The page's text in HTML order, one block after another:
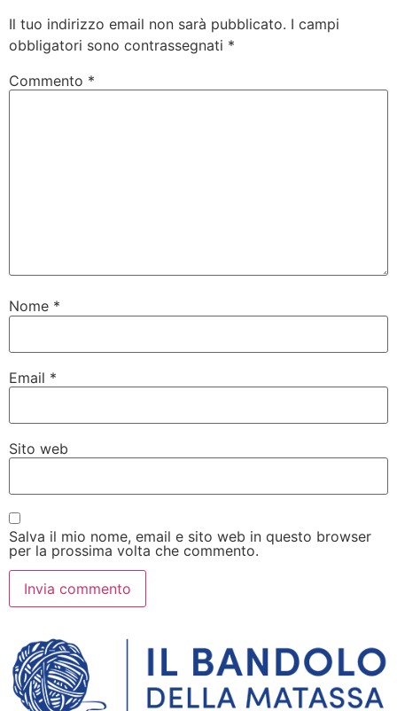
Il tuo indirizzo email non sarà pubblicato. I campi
obbligatori sono contrassegnati *
Commento *
Nome *
Email *
Sito web
Salva il mio nome, email e sito web in questo browser
per la prossima volta che commento.